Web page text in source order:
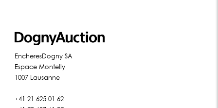
EncheresDogny SA
Espace Montelly
1007 Lausanne
+41 21 625 01 62